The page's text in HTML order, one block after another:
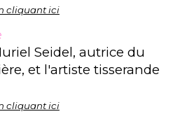
cliquant ici
Seidel, autrice du
et l'artiste tisserande
cliquant ici